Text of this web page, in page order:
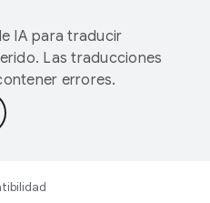
IA para traducir
Las traducciones
errores.